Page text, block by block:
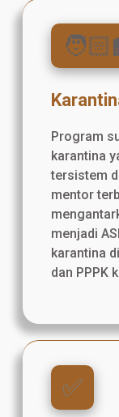
Program
karantina
tersistem
mentor
menjadi
karantina
dan PPPK
✅️